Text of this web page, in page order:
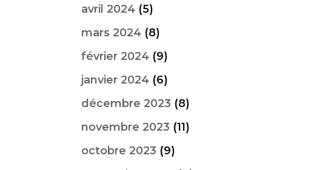
avril 2024 (5)
mars 2024 (8)
février 2024 (9)
janvier 2024 (6)
décembre 2023 (8)
novembre 2023 (11)
octobre 2023 (9)